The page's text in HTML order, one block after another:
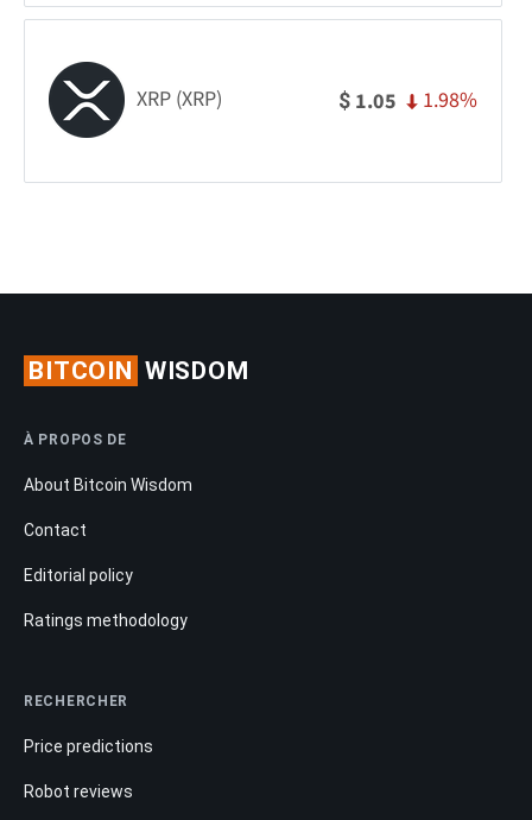
XRP (XRP) $ 1.05 1.98%
BITCOIN WISDOM
À PROPOS DE
About Bitcoin Wisdom
Contact
Editorial policy
Ratings methodology
RECHERCHER
Price predictions
Robot reviews